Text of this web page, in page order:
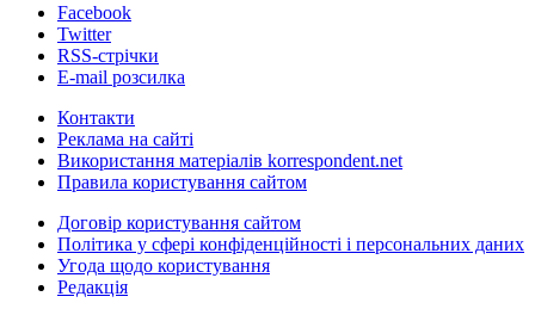
Facebook
Twitter
RSS-стрічки
E-mail розсилка
Контакти
Реклама на сайті
Використання матеріалів korrespondent.net
Правила користування сайтом
Договір користування сайтом
Політика у сфері конфіденційності і персональних даних
Угода щодо користування
Редакція